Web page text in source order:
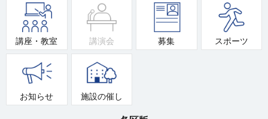
講座・教室 講演会 募集 スポーツ
お知らせ 施設の催し